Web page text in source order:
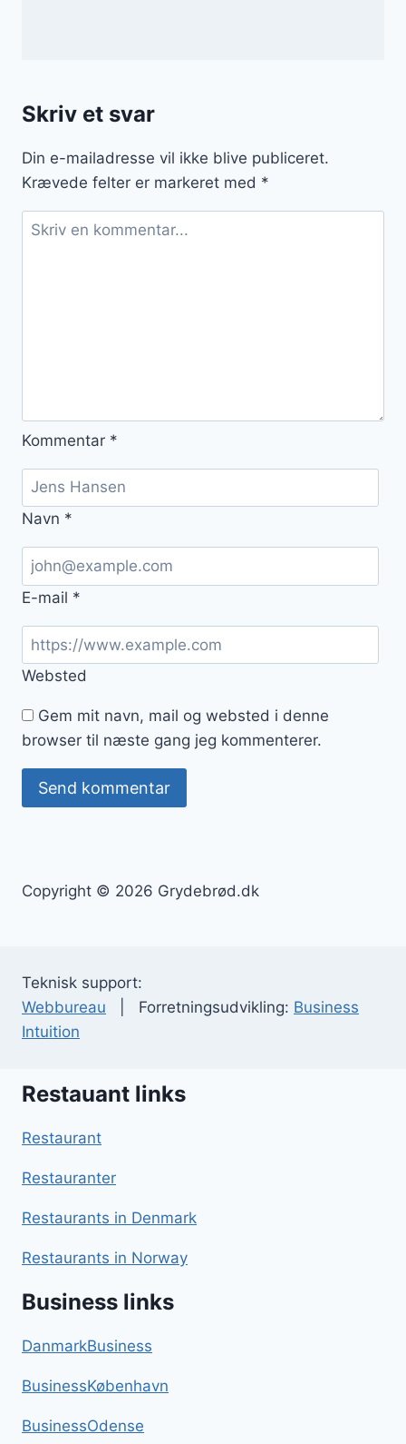
Skriv et svar
Din e-mailadresse vil ikke blive publiceret.
Krævede felter er markeret med *
Kommentar *
Navn *
E-mail *
Websted
Gem mit navn, mail og websted i denne
browser til næste gang jeg kommenterer.
Copyright © 2026 Grydebrød.dk
Teknisk support:
Webbureau | Forretningsudvikling: Business
Intuition
Restauant links
Restaurant
Restauranter
Restaurants in Denmark
Restaurants in Norway
Business links
DanmarkBusiness
BusinessKøbenhavn
BusinessOdense